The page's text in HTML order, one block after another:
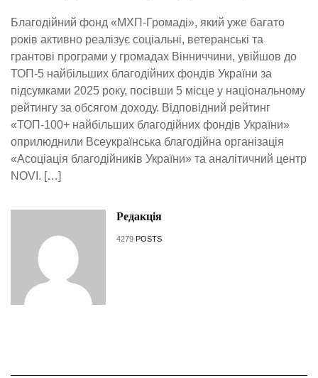
Благодійний фонд «МХП-Громаді», який уже багато
років активно реалізує соціальні, ветеранські та
грантові програми у громадах Вінниччини, увійшов до
ТОП-5 найбільших благодійних фондів України за
підсумками 2025 року, посівши 5 місце у національному
рейтингу за обсягом доходу. Відповідний рейтинг
«ТОП-100+ найбільших благодійних фондів України»
оприлюднили Всеукраїнська благодійна організація
«Асоціація благодійників України» та аналітичний центр
NOVI. […]
Редакція
4279 POSTS